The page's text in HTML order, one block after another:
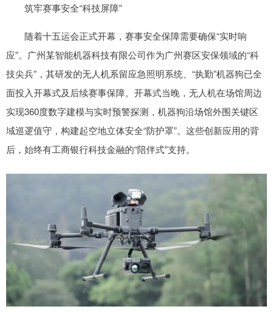
筑牢赛事安全“科技屏障”
随着十五运会正式开幕，赛事安全保障需要确保“实时响
应”。广州某智能机器科技有限公司作为广州赛区安保领域的“科
技尖兵”，其研发的无人机系留应急照明系统、“执勤”机器狗已全
面投入开幕式及后续赛事保障。开幕式当晚，无人机在场馆周边
实现360度数字建模与实时预警探测，机器狗沿场馆外围关键区
域巡逻值守，构建起空地立体安全“防护罩”。这些创新应用的背
后，始终有工商银行科技金融的“陪伴式”支持。